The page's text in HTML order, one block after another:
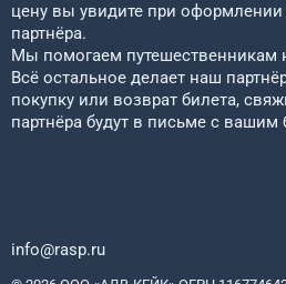
цену вы увидите при оформлении
партнёра.
Мы помогаем путешественникам
Всё остальное делает наш
покупку или возврат билета,
партнёра будут в письме с вашим
info@rasp.ru